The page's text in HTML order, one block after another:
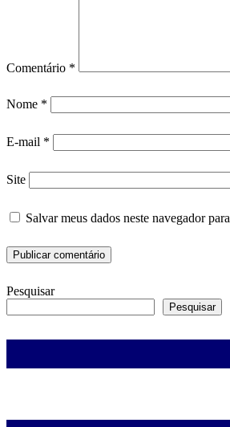
Comentário *
Nome *
E-mail *
Site
Salvar meus dados neste navegador
Pesquisar
Pesquisar